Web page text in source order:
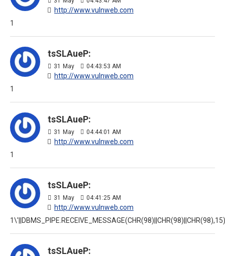
http://www.vulnweb.com
1
tsSLAueP:
31 May 04:43:53 AM
http://www.vulnweb.com
1
tsSLAueP:
31 May 04:44:01 AM
http://www.vulnweb.com
1
tsSLAueP:
31 May 04:41:25 AM
http://www.vulnweb.com
tsSLAueP: